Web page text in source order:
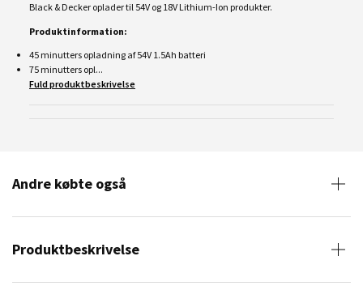
Black & Decker oplader til 54V og 18V Lithium-Ion produkter.
Produktinformation:
45 minutters opladning af 54V 1.5Ah batteri
75 minutters opl...
Fuld produktbeskrivelse
Andre købte også
Produktbeskrivelse